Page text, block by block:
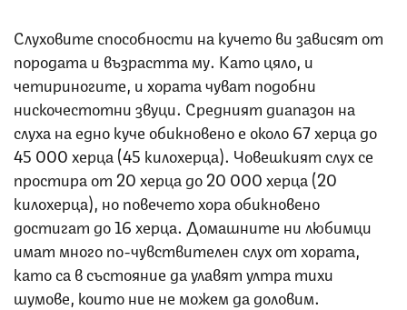
Слуховите способности на кучето ви зависят от
породата и възрастта му. Като цяло, и
четириногите, и хората чуват подобни
нискочестотни звуци. Средният диапазон на
слуха на едно куче обикновено е около 67 херца до
45 000 херца (45 килохерца). Човешкият слух се
простира от 20 херца до 20 000 херца (20
килохерца), но повечето хора обикновено
достигат до 16 херца. Домашните ни любимци
имат много по-чувствителен слух от хората,
като са в състояние да улавят ултра тихи
шумове, които ние не можем да доловим.